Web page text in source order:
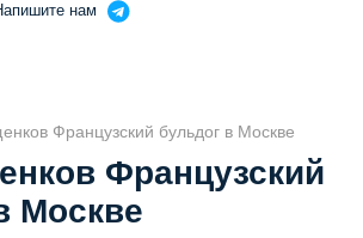
нам
Французский бульдог в Москве
Французский
Москве